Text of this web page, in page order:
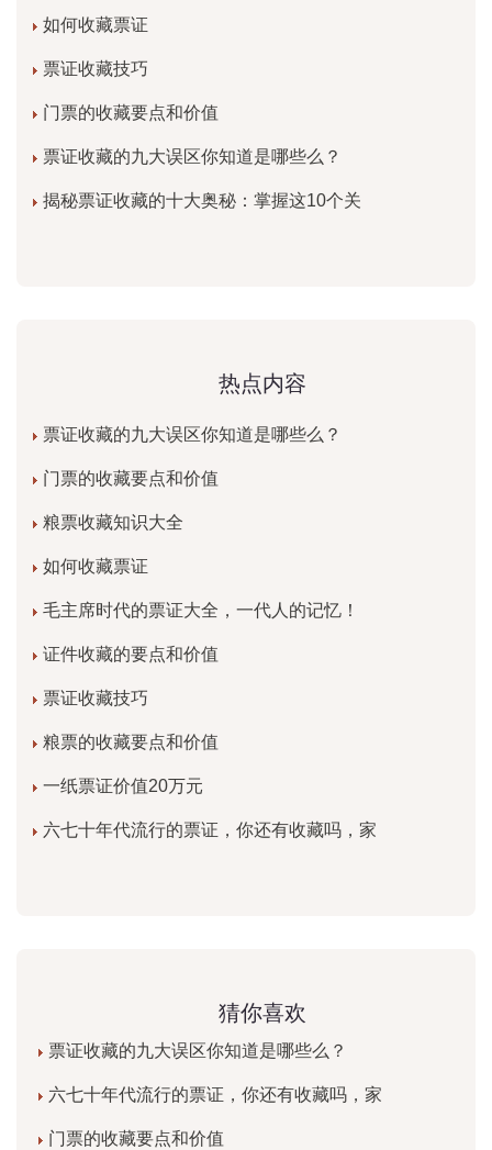
如何收藏票证
票证收藏技巧
门票的收藏要点和价值
票证收藏的九大误区你知道是哪些么？
揭秘票证收藏的十大奥秘：掌握这10个关
热点内容
票证收藏的九大误区你知道是哪些么？
门票的收藏要点和价值
粮票收藏知识大全
如何收藏票证
毛主席时代的票证大全，一代人的记忆！
证件收藏的要点和价值
票证收藏技巧
粮票的收藏要点和价值
一纸票证价值20万元
六七十年代流行的票证，你还有收藏吗，家
猜你喜欢
票证收藏的九大误区你知道是哪些么？
六七十年代流行的票证，你还有收藏吗，家
门票的收藏要点和价值